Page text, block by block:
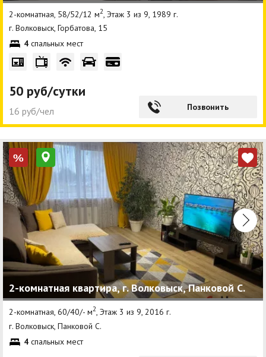
2-комнатная, 58/52/12 м2 , Этаж 3 из 9, 1989 г.
г. Волковыск, Горбатова, 15
4 спальных мест
50 руб/сутки
16 руб/чел Позвонить
%
2-комнатная квартира, г. Волковыск, Панковой С.
2-комнатная, 60/40/- м2, Этаж 3 из 9, 2016 г.
г. Волковыск, Панковой С.
4 спальных мест